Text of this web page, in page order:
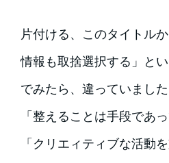
片付ける、このタイトル
情報も取捨選択する」と
でみたら、違っていました
「整えることは手段であ
「クリエィティブな活動